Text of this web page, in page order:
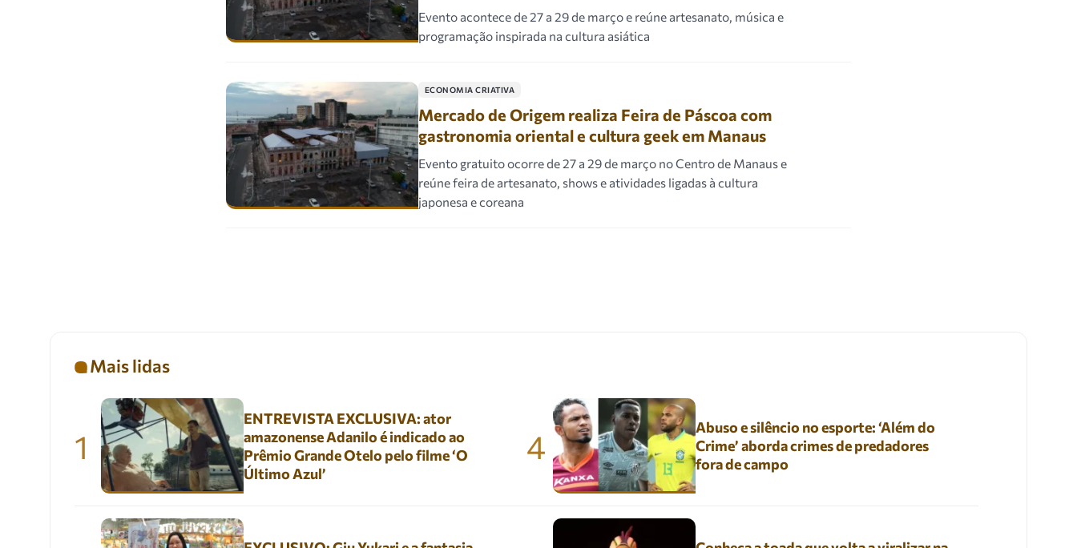
Evento acontece de 27 a 29 de março e reúne artesanato, música e
programação inspirada na cultura asiática
ECONOMIA CRIATIVA
Mercado de Origem realiza Feira de Páscoa com
gastronomia oriental e cultura geek em Manaus
Evento gratuito ocorre de 27 a 29 de março no Centro de Manaus e
reúne feira de artesanato, shows e atividades ligadas à cultura
japonesa e coreana
Mais lidas
1
ENTREVISTA EXCLUSIVA: ator
amazonense Adanilo é indicado ao
Prêmio Grande Otelo pelo filme ‘O
Último Azul’
4
Abuso e silêncio no esporte: ‘Além do
Crime’ aborda crimes de predadores
fora de campo